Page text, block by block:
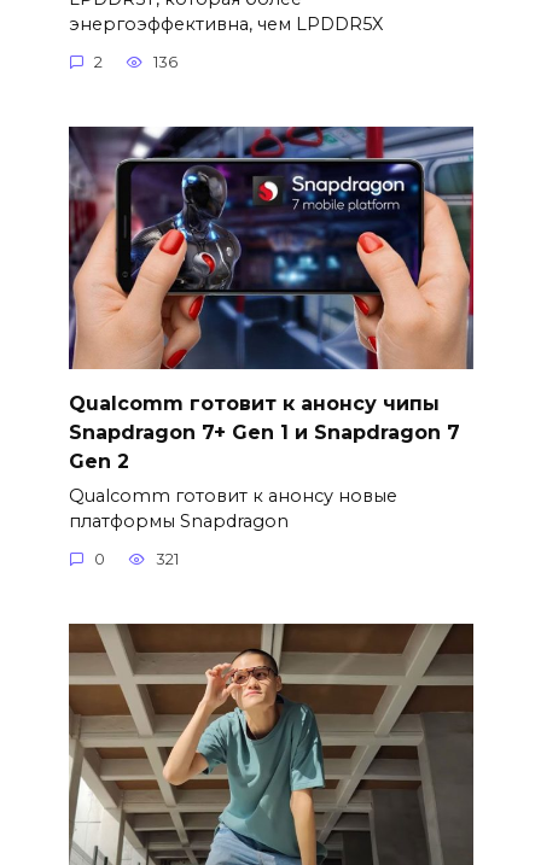
энергоэффективна, чем LPDDR5X
2 136
Qualcomm готовит к анонсу чипы
Snapdragon 7+ Gen 1 и Snapdragon 7
Gen 2
Qualcomm готовит к анонсу новые
платформы Snapdragon
0 321